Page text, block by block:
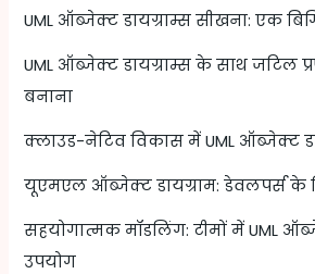
UML ऑब्जेक्ट डायग्राम्स सीखना: एक
UML ऑब्जेक्ट डायग्राम्स के साथ जटिल
बनाना
क्लाउड-नेटिव विकास में UML ऑब्जेक्ट
यूएमएल ऑब्जेक्ट डायग्राम: डेवलपर्स के
सहयोगात्मक मॉडलिंग: टीमों में UML
उपयोग